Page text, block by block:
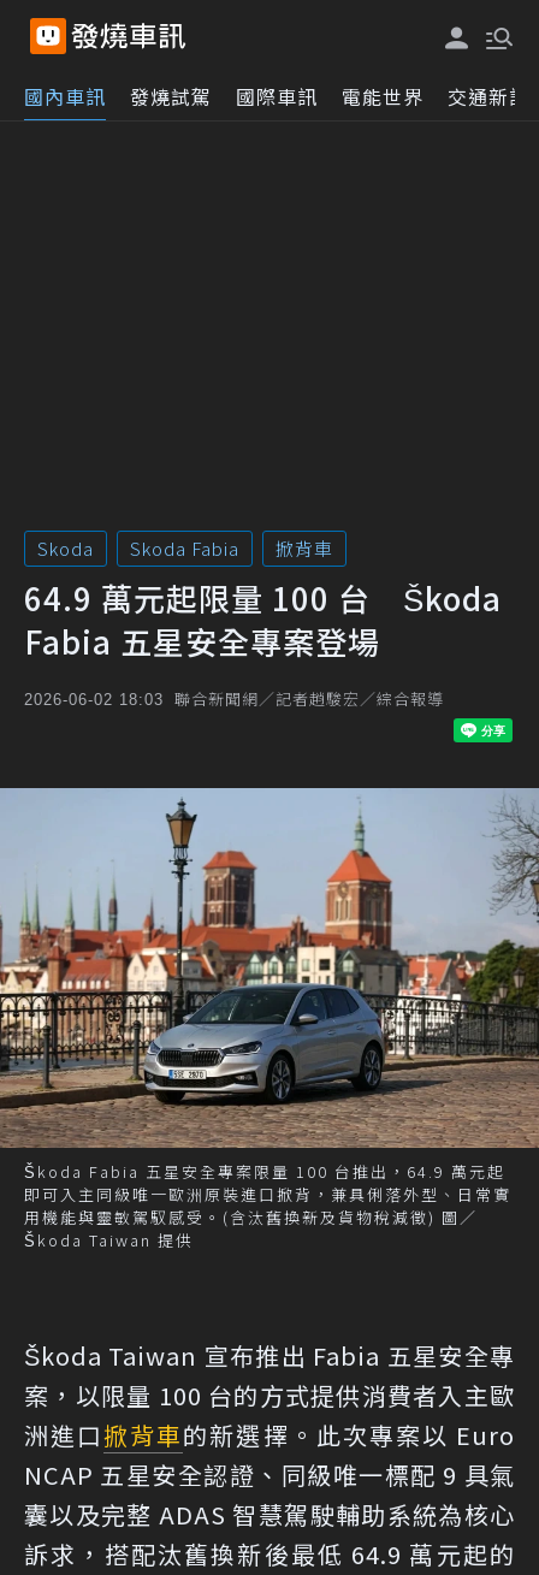
國內車訊 發燒試駕 國際車訊 電能世界 交通新訊
Skoda Skoda Fabia 掀背車
64.9 萬元起限量 100 台 Škoda
Fabia 五星安全專案登場
2026-06-02 18:03 聯合新聞網／記者趙駿宏／綜合報導
Škoda Fabia 五星安全專案限量 100 台推出，64.9 萬元起
即可入主同級唯一歐洲原裝進口掀背，兼具俐落外型、日常實
用機能與靈敏駕馭感受。(含汰舊換新及貨物稅減徵) 圖／
Škoda Taiwan 提供
Škoda Taiwan 宣布推出 Fabia 五星安全專
案，以限量 100 台的方式提供消費者入主歐
洲進口掀背車的新選擇。此次專案以 Euro
NCAP 五星安全認證、同級唯一標配 9 具氣
囊以及完整 ADAS 智慧駕駛輔助系統為核心
訴求，搭配汰舊換新後最低 64.9 萬元起的